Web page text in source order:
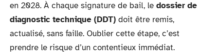
en 2028. À chaque signature de bail, le dossier de
diagnostic technique (DDT) doit être remis,
actualisé, sans faille. Oublier cette étape, c’est
prendre le risque d’un contentieux immédiat.